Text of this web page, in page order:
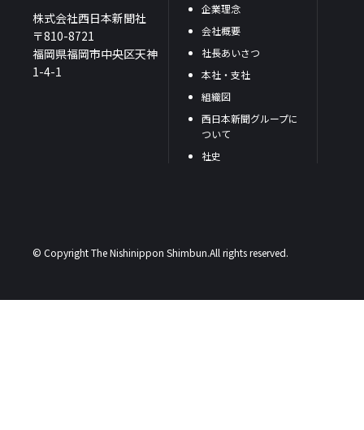
株式会社西日本新聞社
〒810-8721
福岡県福岡市中央区天神
1-4-1
企業理念
会社概要
社長あいさつ
本社・支社
組織図
西日本新聞グループに
ついて
社史
© Copyright The Nishinippon Shimbun.All rights reserved.